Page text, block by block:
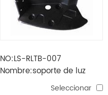
NO:LS-RLTB-007
Nombre:soporte de luz
Seleccionar